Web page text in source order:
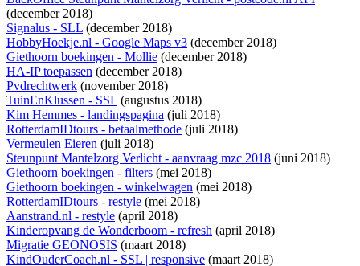
(december 2018)
Signalus - SLL (december 2018)
HobbyHoekje.nl - Google Maps v3 (december 2018)
Giethoorn boekingen - Mollie (december 2018)
HA-IP toepassen (december 2018)
Pvdrechtwerk (november 2018)
TuinEnKlussen - SSL (augustus 2018)
Kim Hemmes - landingspagina (juli 2018)
RotterdamIDtours - betaalmethode (juli 2018)
Vermeulen Eieren (juli 2018)
Steunpunt Mantelzorg Verlicht - aanvraag mzc 2018 (juni 2018)
Giethoorn boekingen - filters (mei 2018)
Giethoorn boekingen - winkelwagen (mei 2018)
RotterdamIDtours - restyle (mei 2018)
Aanstrand.nl - restyle (april 2018)
Kinderopvang de Wonderboom - refresh (april 2018)
Migratie GEONOSIS (maart 2018)
KindOuderCoach.nl - SSL | responsive (maart 2018)